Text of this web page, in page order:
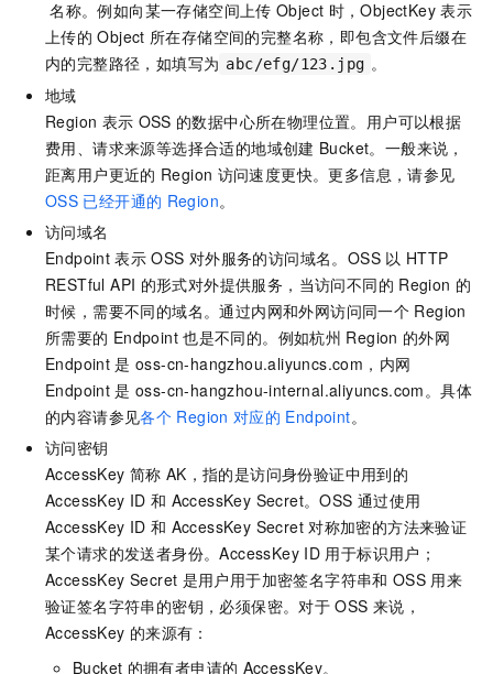
名称。例如向某一存储空间上传 Object 时，ObjectKey 表示
上传的 Object 所在存储空间的完整名称，即包含文件后缀在
内的完整路径，如填写为 abc/efg/123.jpg 。
地域
Region 表示 OSS 的数据中心所在物理位置。用户可以根据
费用、请求来源等选择合适的地域创建 Bucket。一般来说，
距离用户更近的 Region 访问速度更快。更多信息，请参见
OSS 已经开通的 Region。
访问域名
Endpoint 表示 OSS 对外服务的访问域名。OSS 以 HTTP
RESTful API 的形式对外提供服务，当访问不同的 Region 的
时候，需要不同的域名。通过内网和外网访问同一个 Region
所需要的 Endpoint 也是不同的。例如杭州 Region 的外网
Endpoint 是 oss-cn-hangzhou.aliyuncs.com，内网
Endpoint 是 oss-cn-hangzhou-internal.aliyuncs.com。具体
的内容请参见各个 Region 对应的 Endpoint。
访问密钥
AccessKey 简称 AK，指的是访问身份验证中用到的
AccessKey ID 和 AccessKey Secret。OSS 通过使用
AccessKey ID 和 AccessKey Secret 对称加密的方法来验证
某个请求的发送者身份。AccessKey ID 用于标识用户；
AccessKey Secret 是用户用于加密签名字符串和 OSS 用来
验证签名字符串的密钥，必须保密。对于 OSS 来说，
AccessKey 的来源有：
Bucket 的拥有者申请的 AccessKey。